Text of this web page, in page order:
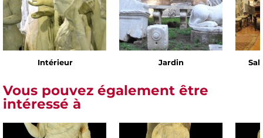
Intérieur Jardin
Vous pouvez également être
intéressé à